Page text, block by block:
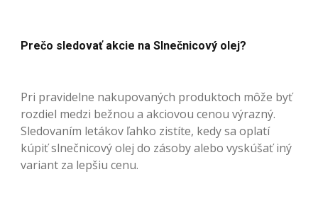
Prečo sledovať akcie na Slnečnicový olej?
Pri pravidelne nakupovaných produktoch môže byť
rozdiel medzi bežnou a akciovou cenou výrazný.
Sledovaním letákov ľahko zistíte, kedy sa oplatí
kúpiť slnečnicový olej do zásoby alebo vyskúšať iný
variant za lepšiu cenu.